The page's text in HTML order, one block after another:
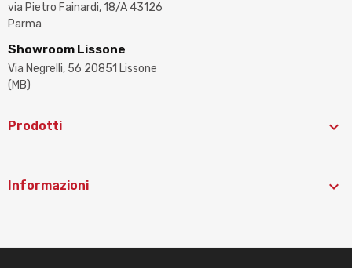
via Pietro Fainardi, 18/A 43126
Parma
Showroom Lissone
Via Negrelli, 56 20851 Lissone
(MB)
Prodotti 
Informazioni 